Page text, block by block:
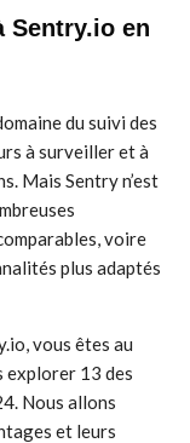
Sentry.io en
du suivi des
à surveiller et à
Mais Sentry n’est
voire
plus adaptés
vous êtes au
explorer 13 des
Nous allons
et leurs